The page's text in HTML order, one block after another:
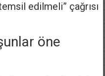
edilmeli” çağrısı
öne